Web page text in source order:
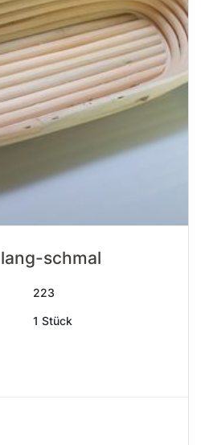
schmal
223
1 Stück